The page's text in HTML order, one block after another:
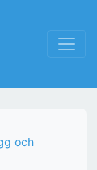
och